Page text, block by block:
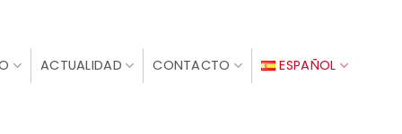
ACTUALIDAD CONTACTO ESPAÑOL